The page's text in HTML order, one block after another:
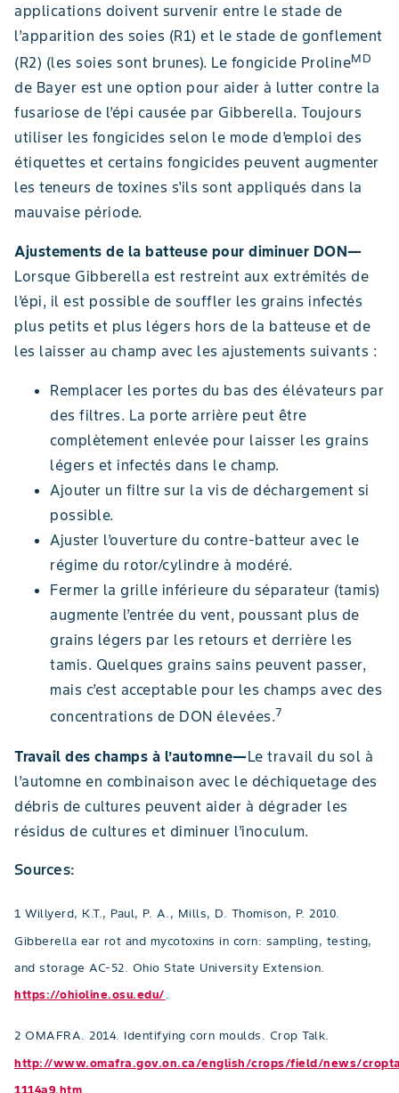
applications doivent survenir entre le stade de
l’apparition des soies (R1) et le stade de gonflement
(R2) (les soies sont brunes). Le fongicide ProlineMD
de Bayer est une option pour aider à lutter contre la
fusariose de l’épi causée par Gibberella. Toujours
utiliser les fongicides selon le mode d’emploi des
étiquettes et certains fongicides peuvent augmenter
les teneurs de toxines s'ils sont appliqués dans la
mauvaise période.
Ajustements de la batteuse pour diminuer DON—
Lorsque Gibberella est restreint aux extrémités de
l’épi, il est possible de souffler les grains infectés
plus petits et plus légers hors de la batteuse et de
les laisser au champ avec les ajustements suivants :
Remplacer les portes du bas des élévateurs par
des filtres. La porte arrière peut être
complètement enlevée pour laisser les grains
légers et infectés dans le champ.
Ajouter un filtre sur la vis de déchargement si
possible.
Ajuster l’ouverture du contre-batteur avec le
régime du rotor/cylindre à modéré.
Fermer la grille inférieure du séparateur (tamis)
augmente l’entrée du vent, poussant plus de
grains légers par les retours et derrière les
tamis. Quelques grains sains peuvent passer,
mais c’est acceptable pour les champs avec des
concentrations de DON élevées.7
Travail des champs à l’automne—Le travail du sol à
l’automne en combinaison avec le déchiquetage des
débris de cultures peuvent aider à dégrader les
résidus de cultures et diminuer l’inoculum.
Sources:
1 Willyerd, K.T., Paul, P. A., Mills, D. Thomison, P. 2010.
Gibberella ear rot and mycotoxins in corn: sampling, testing,
and storage AC-52. Ohio State University Extension.
https://ohioline.osu.edu/.
2 OMAFRA. 2014. Identifying corn moulds. Crop Talk.
http://www.omafra.gov.on.ca/english/crops/field/news/